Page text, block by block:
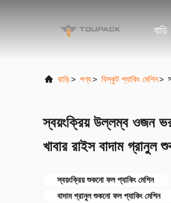
বাড়ি
বাড়ি> পণ্য> বিস্কুট প্যাকিং মেশিন>
স্বয়ংক্রিয় উল্লম্ব ওজন
খাবার রাইস বাদাম গ্রানুল
স্বয়ংক্রিয় শুকনো ফল প্যাকিং মেশিন
বাদাম গ্রানুল শুকনো ফল প্যাকিং মেশিন